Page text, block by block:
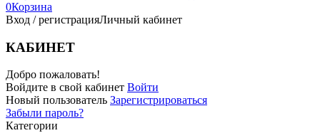
0Корзина
Вход / регистрацияЛичный кабинет
КАБИНЕТ
Добро пожаловать!
Войдите в свой кабинет Войти
Новый пользователь Зарегистрироваться
Забыли пароль?
Категории